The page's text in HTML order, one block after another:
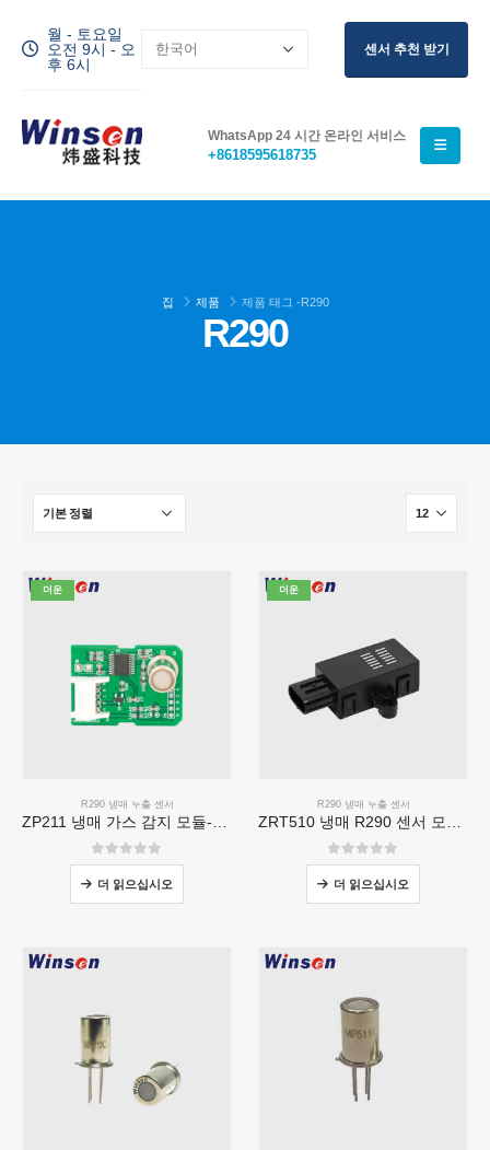
월 - 토요일
오전 9시 - 오
후 6시
센서 추천 받기
WhatsApp 24 시간 온라인 서비스
+8618595618735
집 제품 제품 태그 -R290
R290
더운
R290 냉매 누출 센서
05 중
더 읽으십시오
더운
R290 냉매 누출 센서
05 중
더 읽으십시오